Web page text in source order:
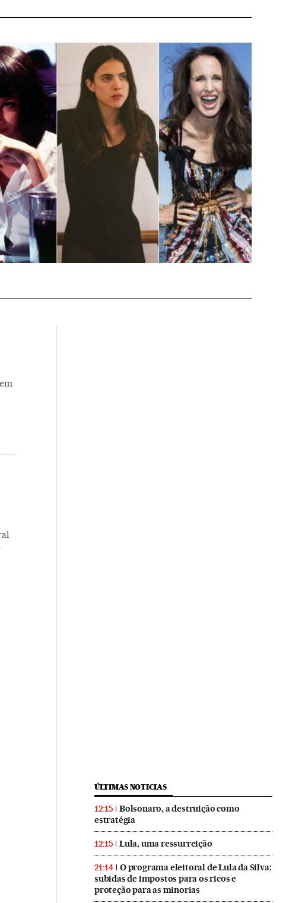
ÚLTIMAS NOTICIAS
12:15
Bolsonaro, a destruição como
estratégia
12:15 Lula, uma ressurreição
21:14
O programa eleitoral de Lula da Silva:
subidas de impostos para os ricos e
proteção para as minorias